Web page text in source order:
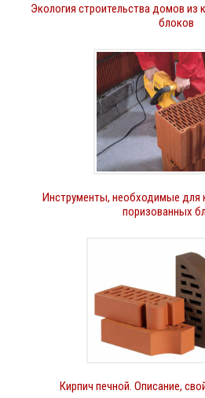
Экология строительства домов из
блоков
Инструменты, необходимые для
поризованных
Кирпич печной. Описание,